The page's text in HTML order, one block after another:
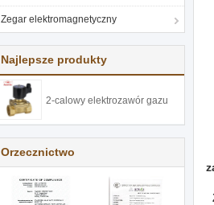
Zegar elektromagnetyczny
Najlepsze produkty
2-calowy elektrozawór gazu
Orzecznictwo